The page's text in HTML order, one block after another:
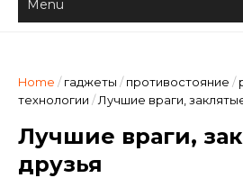
Home / гаджеты / противостояние /
технологии / Лучшие враги,
Лучшие враги,
друзья